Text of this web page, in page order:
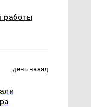
работы
день назад